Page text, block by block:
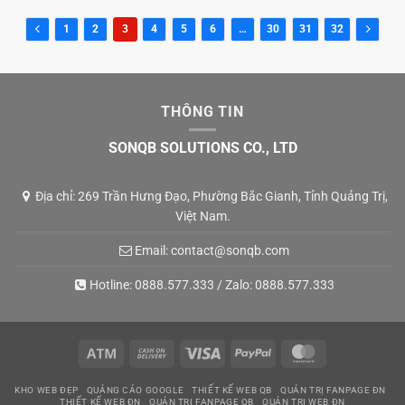
1 2 3 4 5 6 … 30 31 32
THÔNG TIN
SONQB SOLUTIONS CO., LTD
Địa chỉ: 269 Trần Hưng Đạo, Phường Bắc Gianh, Tỉnh Quảng Trị,
Việt Nam.
Email:contact@sonqb.com
Hotline:0888.577.333 / Zalo:0888.577.333
Atm
Cash
Delivery
Visa PayPal
KHO WEB ĐẸP QUẢNG CÁO GOOGLE THIẾT KẾ WEB QB
QUẢN TRỊ FANPAGE ĐN
THIẾT KẾ WEB ĐN
QUẢN TRỊ FANPAGE QB QUẢN TRỊ WEB ĐN